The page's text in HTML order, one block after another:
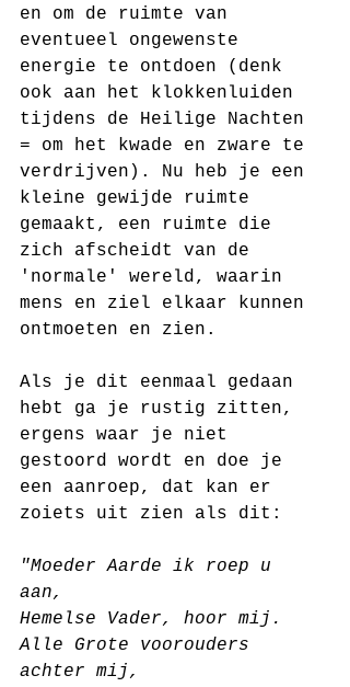
en om de ruimte van
eventueel ongewenste
energie te ontdoen (denk
ook aan het klokkenluiden
tijdens de Heilige Nachten
= om het kwade en zware te
verdrijven). Nu heb je een
kleine gewijde ruimte
gemaakt, een ruimte die
zich afscheidt van de
'normale' wereld, waarin
mens en ziel elkaar kunnen
ontmoeten en zien.
Als je dit eenmaal gedaan
hebt ga je rustig zitten,
ergens waar je niet
gestoord wordt en doe je
een aanroep, dat kan er
zoiets uit zien als dit:
"Moeder Aarde ik roep u
aan,
Hemelse Vader, hoor mij.
Alle Grote voorouders
achter mij,